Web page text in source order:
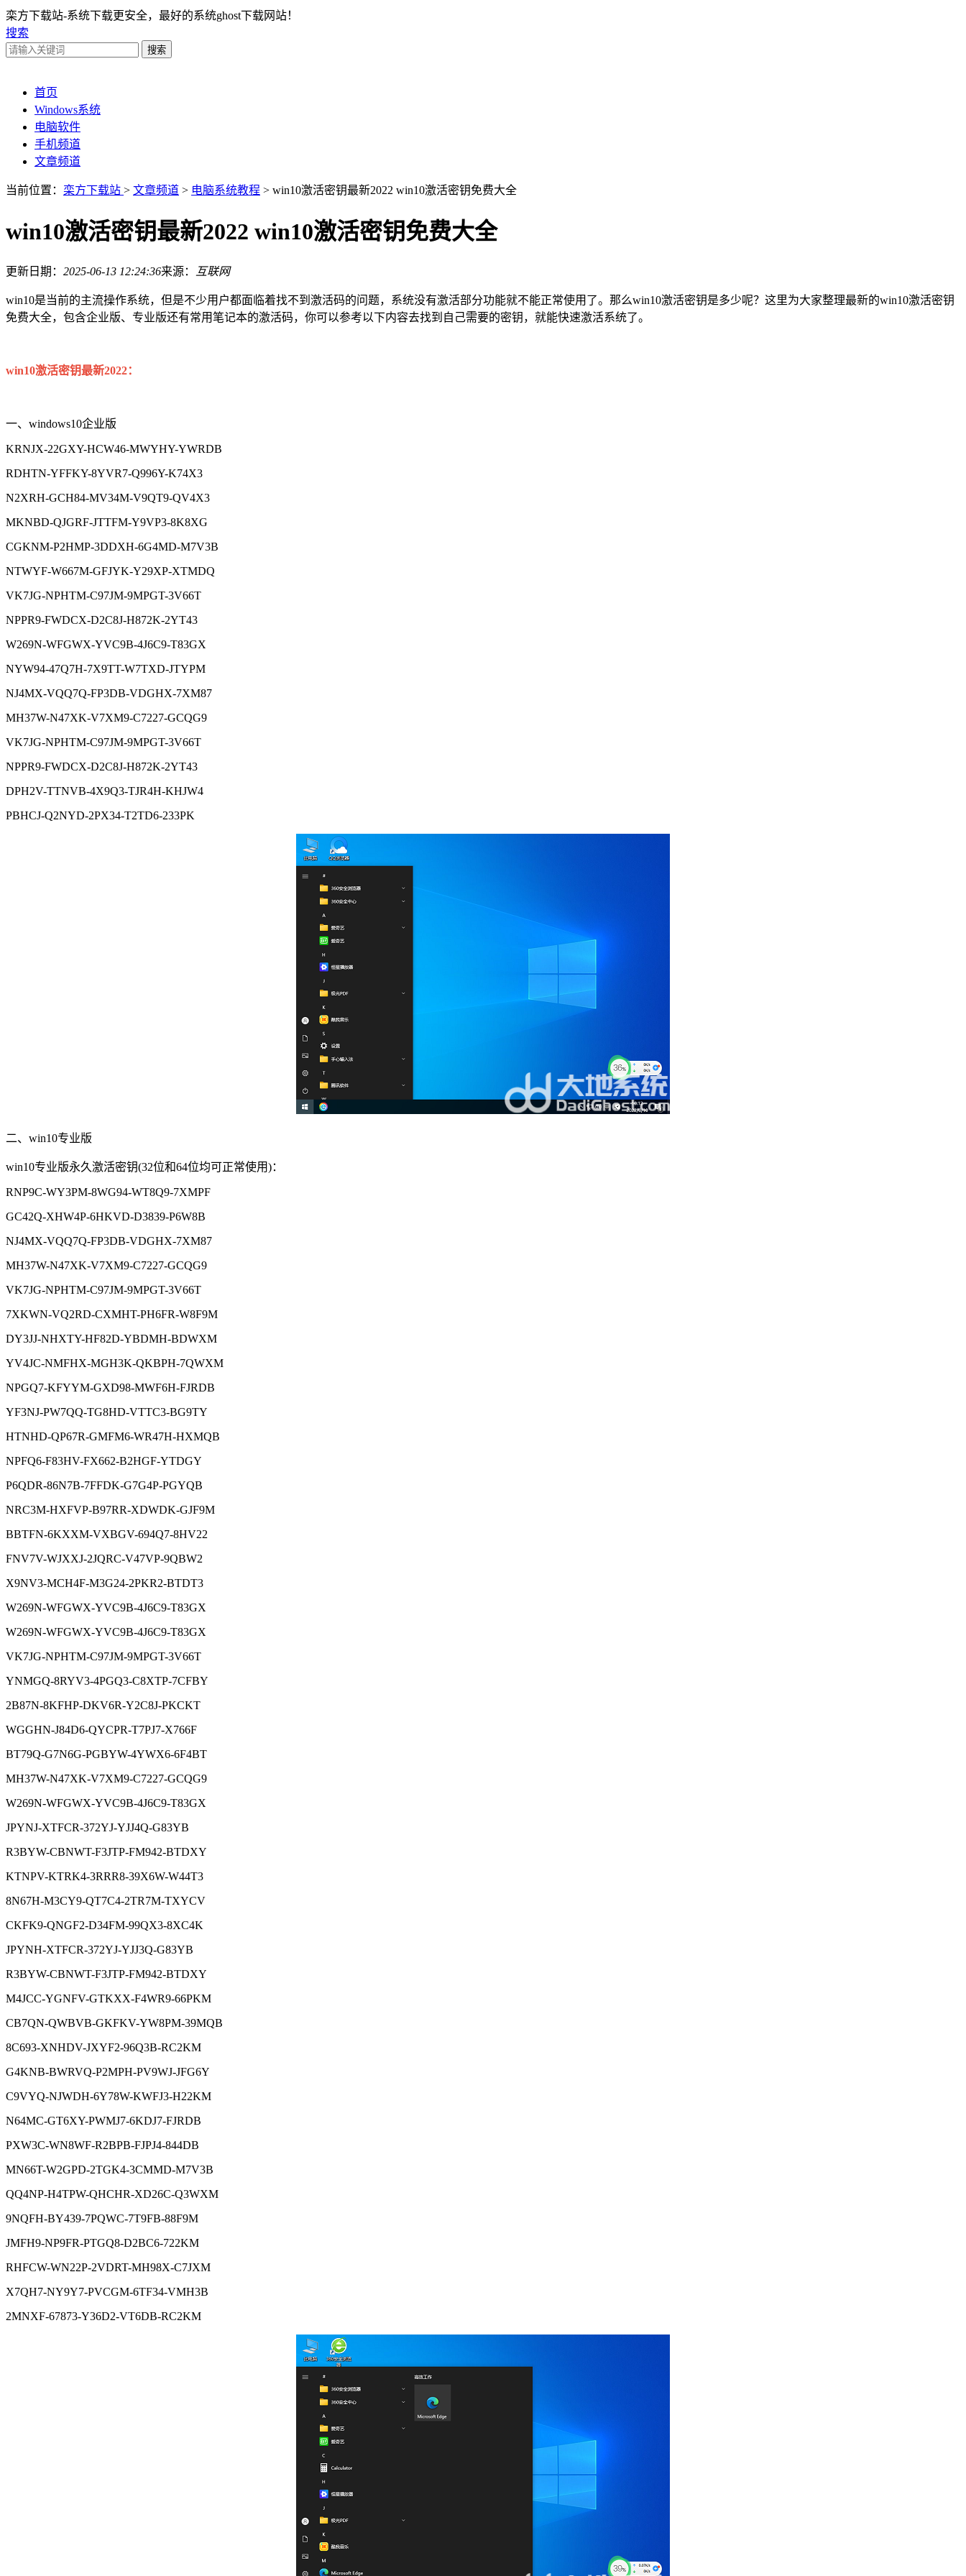
栾方下载站-系统下载更安全，最好的系统ghost下载网站！
搜索
首页
Windows系统
电脑软件
手机频道
文章频道
当前位置： 栾方下载站 > 文章频道 > 电脑系统教程 > win10激活密钥最新2022 win10激活密钥免费大全
win10激活密钥最新2022 win10激活密钥免费大全
更新日期： 2025-06-13 12:24:36来源： 互联网
win10是当前的主流操作系统，但是不少用户都面临着找不到激活码的问题，系统没有激活部分功能就不能正常使用了。那么win10激活密钥是多少呢？这里为大家整理最新的win10激活密钥
免费大全，包含企业版、专业版还有常用笔记本的激活码，你可以参考以下内容去找到自己需要的密钥，就能快速激活系统了。
win10激活密钥最新2022：
一、windows10企业版
KRNJX-22GXY-HCW46-MWYHY-YWRDB
RDHTN-YFFKY-8YVR7-Q996Y-K74X3
N2XRH-GCH84-MV34M-V9QT9-QV4X3
MKNBD-QJGRF-JTTFM-Y9VP3-8K8XG
CGKNM-P2HMP-3DDXH-6G4MD-M7V3B
NTWYF-W667M-GFJYK-Y29XP-XTMDQ
VK7JG-NPHTM-C97JM-9MPGT-3V66T
NPPR9-FWDCX-D2C8J-H872K-2YT43
W269N-WFGWX-YVC9B-4J6C9-T83GX
NYW94-47Q7H-7X9TT-W7TXD-JTYPM
NJ4MX-VQQ7Q-FP3DB-VDGHX-7XM87
MH37W-N47XK-V7XM9-C7227-GCQG9
VK7JG-NPHTM-C97JM-9MPGT-3V66T
NPPR9-FWDCX-D2C8J-H872K-2YT43
DPH2V-TTNVB-4X9Q3-TJR4H-KHJW4
PBHCJ-Q2NYD-2PX34-T2TD6-233PK
二、win10专业版
win10专业版永久激活密钥(32位和64位均可正常使用)：
RNP9C-WY3PM-8WG94-WT8Q9-7XMPF
GC42Q-XHW4P-6HKVD-D3839-P6W8B
NJ4MX-VQQ7Q-FP3DB-VDGHX-7XM87
MH37W-N47XK-V7XM9-C7227-GCQG9
VK7JG-NPHTM-C97JM-9MPGT-3V66T
7XKWN-VQ2RD-CXMHT-PH6FR-W8F9M
DY3JJ-NHXTY-HF82D-YBDMH-BDWXM
YV4JC-NMFHX-MGH3K-QKBPH-7QWXM
NPGQ7-KFYYM-GXD98-MWF6H-FJRDB
YF3NJ-PW7QQ-TG8HD-VTTC3-BG9TY
HTNHD-QP67R-GMFM6-WR47H-HXMQB
NPFQ6-F83HV-FX662-B2HGF-YTDGY
P6QDR-86N7B-7FFDK-G7G4P-PGYQB
NRC3M-HXFVP-B97RR-XDWDK-GJF9M
BBTFN-6KXXM-VXBGV-694Q7-8HV22
FNV7V-WJXXJ-2JQRC-V47VP-9QBW2
X9NV3-MCH4F-M3G24-2PKR2-BTDT3
W269N-WFGWX-YVC9B-4J6C9-T83GX
W269N-WFGWX-YVC9B-4J6C9-T83GX
VK7JG-NPHTM-C97JM-9MPGT-3V66T
YNMGQ-8RYV3-4PGQ3-C8XTP-7CFBY
2B87N-8KFHP-DKV6R-Y2C8J-PKCKT
WGGHN-J84D6-QYCPR-T7PJ7-X766F
BT79Q-G7N6G-PGBYW-4YWX6-6F4BT
MH37W-N47XK-V7XM9-C7227-GCQG9
W269N-WFGWX-YVC9B-4J6C9-T83GX
JPYNJ-XTFCR-372YJ-YJJ4Q-G83YB
R3BYW-CBNWT-F3JTP-FM942-BTDXY
KTNPV-KTRK4-3RRR8-39X6W-W44T3
8N67H-M3CY9-QT7C4-2TR7M-TXYCV
CKFK9-QNGF2-D34FM-99QX3-8XC4K
JPYNH-XTFCR-372YJ-YJJ3Q-G83YB
R3BYW-CBNWT-F3JTP-FM942-BTDXY
M4JCC-YGNFV-GTKXX-F4WR9-66PKM
CB7QN-QWBVB-GKFKV-YW8PM-39MQB
8C693-XNHDV-JXYF2-96Q3B-RC2KM
G4KNB-BWRVQ-P2MPH-PV9WJ-JFG6Y
C9VYQ-NJWDH-6Y78W-KWFJ3-H22KM
N64MC-GT6XY-PWMJ7-6KDJ7-FJRDB
PXW3C-WN8WF-R2BPB-FJPJ4-844DB
MN66T-W2GPD-2TGK4-3CMMD-M7V3B
QQ4NP-H4TPW-QHCHR-XD26C-Q3WXM
9NQFH-BY439-7PQWC-7T9FB-88F9M
JMFH9-NP9FR-PTGQ8-D2BC6-722KM
RHFCW-WN22P-2VDRT-MH98X-C7JXM
X7QH7-NY9Y7-PVCGM-6TF34-VMH3B
2MNXF-67873-Y36D2-VT6DB-RC2KM